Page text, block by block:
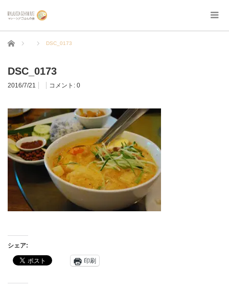
ホーム DSC_0173
DSC_0173
2016/7/21 コメント: 0
シェア:
印刷